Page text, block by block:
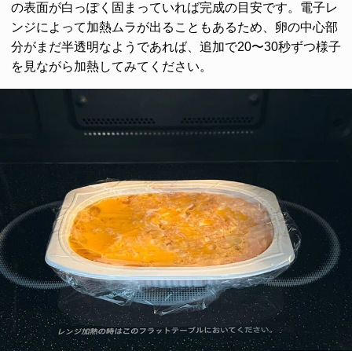
の表面が白っぽく固まっていれば完成の目安です。電子レ
ンジによって加熱ムラが出ることもあるため、卵の中心部
分がまだ半透明なようであれば、追加で20〜30秒ずつ様子
を見ながら加熱してみてください。